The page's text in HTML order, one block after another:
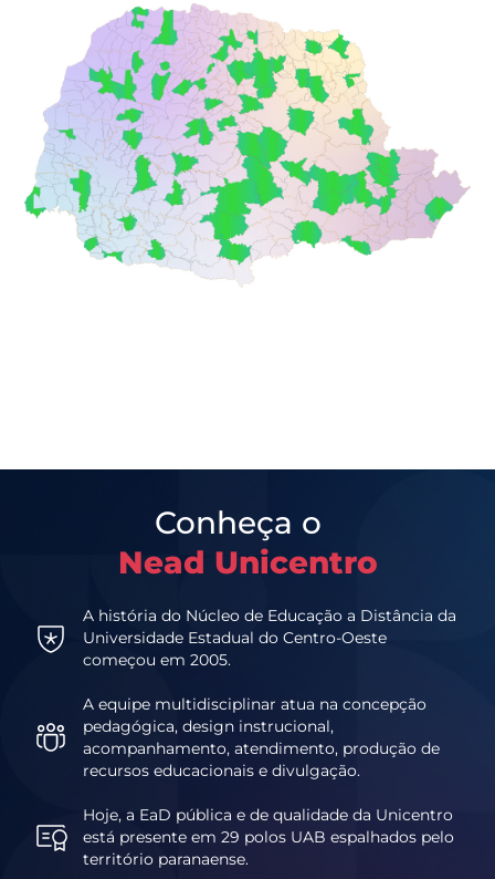
Conheça o
Nead Unicentro
A história do Núcleo de Educação a Distância da
Universidade Estadual do Centro-Oeste
começou em 2005.
A equipe multidisciplinar atua na concepção
pedagógica, design instrucional,
acompanhamento, atendimento, produção de
recursos educacionais e divulgação.
Hoje, a EaD pública e de qualidade da Unicentro
está presente em 29 polos UAB espalhados pelo
território paranaense.